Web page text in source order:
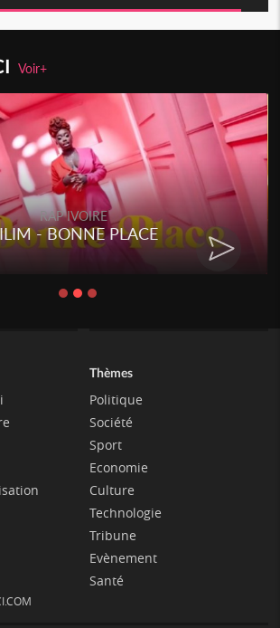
Voir+
RAP IVOIRE
- BONNE PLACE
Thèmes
Politique
Société
Sport
Economie
Culture
Technologie
Tribune
Evènement
Santé